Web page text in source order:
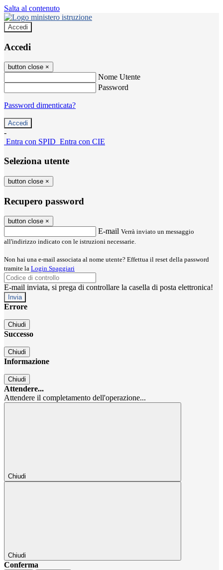
Salta al contenuto
Accedi
Accedi
button close ×
Nome Utente
Password
Password dimenticata?
-
Entra con SPID Entra con CIE
Seleziona utente
button close ×
Recupero password
button close ×
E-mail Verrà inviato un messaggio
all'indirizzo indicato con le istruzioni necessarie.
Non hai una e-mail associata al nome utente? Effettua il reset della password
tramite la Login Spaggiari
E-mail inviata, si prega di controllare la casella di posta elettronica!
Errore
Chiudi
Successo
Chiudi
Informazione
Chiudi
Attendere...
Attendere il completamento dell'operazione...
Chiudi
Chiudi
Conferma